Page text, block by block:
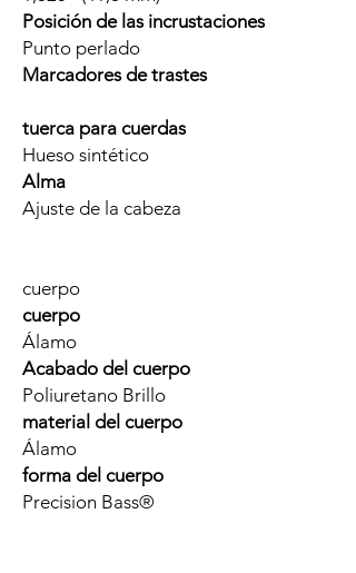
Posición de las incrustaciones
Punto perlado
Marcadores de trastes
tuerca para cuerdas
Hueso sintético
Alma
Ajuste de la cabeza
cuerpo
cuerpo
Álamo
Acabado del cuerpo
Poliuretano Brillo
material del cuerpo
Álamo
forma del cuerpo
Precision Bass®